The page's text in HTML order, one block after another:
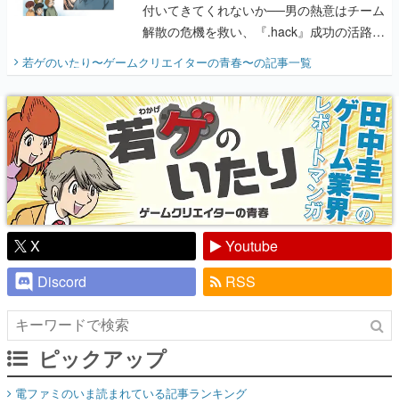
付いてきてくれないか──男の熱意はチーム
解散の危機を救い、『.hack』成功の活路を
開く。業界の快男児・松山 洋に流れる血は
『少年ジャンプ』色だった【若ゲのいた
り】
若ゲのいたり〜ゲームクリエイターの青春〜の記事一覧
X
Youtube
Discord
RSS
ピックアップ
電ファミのいま読まれている記事ランキング